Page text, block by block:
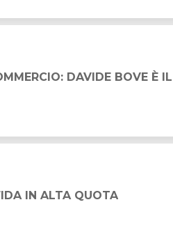
È IL VINCITORE 2026
DAVIDE BOVE È IL
IN ALTA QUOTA